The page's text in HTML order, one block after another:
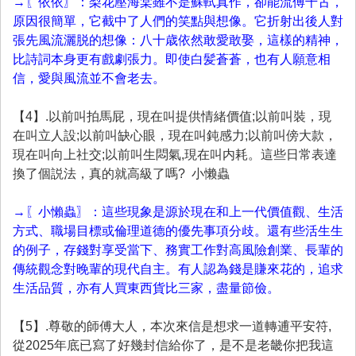
原因很簡單，它截中了人們的笑點與想像。它折射出後人對
張先風流灑脱的想像：八十歳依然敢愛敢娶，這樣的精神，
比詩詞本身更有戲劇張力。即使白髪蒼蒼，也有人願意相
信，愛與風流並不會老去。
【4】.以前叫拍馬屁，現在叫提供情緒價值;以前叫裝，現
在叫立人設;以前叫缺心眼，現在叫鈍感力;以前叫傍大款，
現在叫向上社交;以前叫生悶氣,現在叫内耗。這些日常表達
換了個説法，真的就高級了嗎? 小懒蟲
→〖小懶蟲〗：這些現象是源於現在和上一代價值觀、生活
方式、職場目標或倫理道德的優先事項分歧。還有些活生生
的例子，存錢對享受當下、務實工作對高風險創業、長輩的
傳統觀念對晚輩的現代自主。有人認為錢是賺來花的，追求
生活品質，亦有人買東西貨比三家，盡量節儉。
【5】.尊敬的師傅大人，本次來信是想求一道轉逋平安符,
從2025年底已寫了好幾封信給你了，是不是老畿你把我這